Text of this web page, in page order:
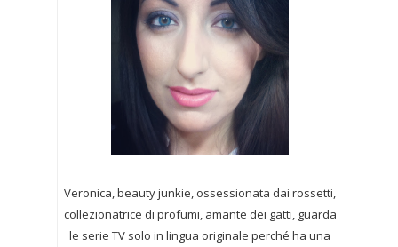
Veronica, beauty junkie, ossessionata dai rossetti,
collezionatrice di profumi, amante dei gatti, guarda
le serie TV solo in lingua originale perché ha una